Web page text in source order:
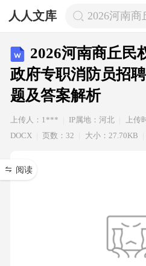
人人文库 2026河南
2026河南商丘民
政府专职消防员招
题及答案解析
上传人：1*** IP属地：河北 上传
DOCX
页数：32 大小：27.70KB
阅读